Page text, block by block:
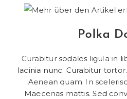
Polka
Curabitur sodales ligula in
lacinia nunc. Curabitur
Aenean quam. In
Maecenas mattis. Sed